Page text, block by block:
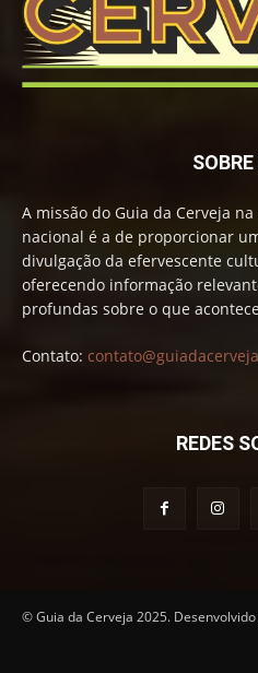
A missão do Guia da Cerveja
nacional é a de proporcionar
divulgação da efervescente
oferecendo informação
profundas sobre o que
Contato:
REDES
© Guia da Cerveja 2025.